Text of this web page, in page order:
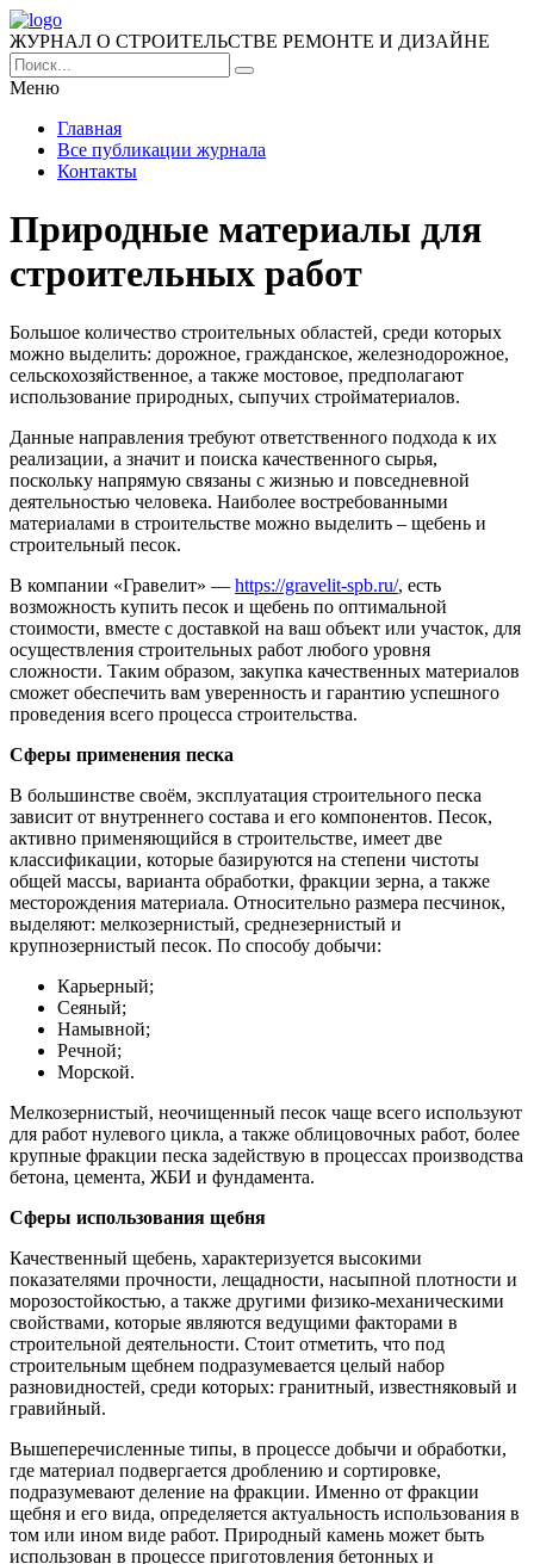
ЖУРНАЛ О СТРОИТЕЛЬСТВЕ РЕМОНТЕ И ДИЗАЙНЕ
Меню
Главная
Все публикации журнала
Контакты
Природные материалы для
строительных работ
Большое количество строительных областей, среди которых
можно выделить: дорожное, гражданское, железнодорожное,
сельскохозяйственное, а также мостовое, предполагают
использование природных, сыпучих стройматериалов.
Данные направления требуют ответственного подхода к их
реализации, а значит и поиска качественного сырья,
поскольку напрямую связаны с жизнью и повседневной
деятельностью человека. Наиболее востребованными
материалами в строительстве можно выделить – щебень и
строительный песок.
В компании «Гравелит» — https://gravelit-spb.ru/, есть
возможность купить песок и щебень по оптимальной
стоимости, вместе с доставкой на ваш объект или участок, для
осуществления строительных работ любого уровня
сложности. Таким образом, закупка качественных материалов
сможет обеспечить вам уверенность и гарантию успешного
проведения всего процесса строительства.
Сферы применения песка
В большинстве своём, эксплуатация строительного песка
зависит от внутреннего состава и его компонентов. Песок,
активно применяющийся в строительстве, имеет две
классификации, которые базируются на степени чистоты
общей массы, варианта обработки, фракции зерна, а также
месторождения материала. Относительно размера песчинок,
выделяют: мелкозернистый, среднезернистый и
крупнозернистый песок. По способу добычи:
Карьерный;
Сеяный;
Намывной;
Речной;
Морской.
Мелкозернистый, неочищенный песок чаще всего используют
для работ нулевого цикла, а также облицовочных работ, более
крупные фракции песка задействую в процессах производства
бетона, цемента, ЖБИ и фундамента.
Сферы использования щебня
Качественный щебень, характеризуется высокими
показателями прочности, лещадности, насыпной плотности и
морозостойкостью, а также другими физико-механическими
свойствами, которые являются ведущими факторами в
строительной деятельности. Стоит отметить, что под
строительным щебнем подразумевается целый набор
разновидностей, среди которых: гранитный, известняковый и
гравийный.
Вышеперечисленные типы, в процессе добычи и обработки,
где материал подвергается дроблению и сортировке,
подразумевают деление на фракции. Именно от фракции
щебня и его вида, определяется актуальность использования в
том или ином виде работ. Природный камень может быть
использован в процессе приготовления бетонных и